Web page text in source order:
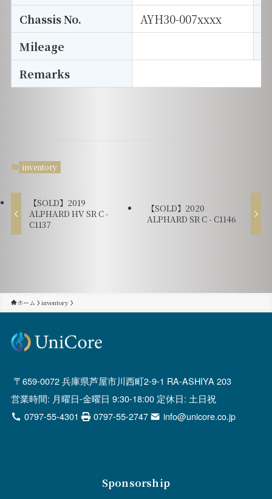
Chassis No.
AYH30-007xxxx
Mileage
Remarks
inventory
【SOLD】2019
ALPHARD HV SR C -
C1137
【SOLD】2020
ALPHARD SR C - C1146
ホーム inventory
659-0072 兵庫県芦屋市川西町2-9-1 RA-ASHIYA 203
営業時間: 月曜日-金曜日 9:30-18:00 定休日: 土日祝
0797-55-4301
0797-55-2747 info@unicore.co.jp
Sponsorship